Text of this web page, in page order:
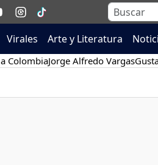
Virales Arte y Literatura
ColombiaJorge Alfredo Vargas